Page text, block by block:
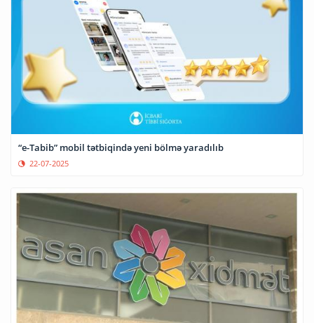
“e-Tabib” mobil tətbiqində yeni bölmə yaradılıb
22-07-2025